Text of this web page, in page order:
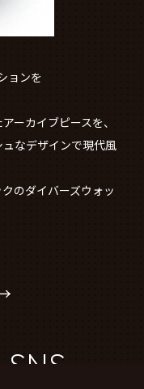
ョンを
ーカイブピースを、
なデザインで現代風
のダイバーズウォッ